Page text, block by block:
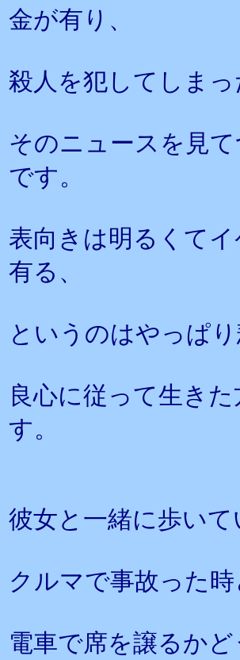
金が有り、
殺人を犯してしま
そのニュースを見
です。
表向きは明るくて
有る、
というのはやっぱ
良心に従って生き
す。
彼女と一緒に歩い
クルマで事故った
電車で席を譲るか